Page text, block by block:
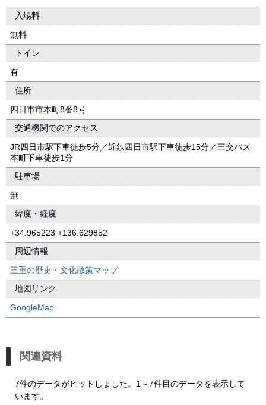
入場料
無料
トイレ
有
住所
四日市市本町8番8号
交通機関でのアクセス
JR四日市駅下車徒歩5分／近鉄四日市駅下車徒歩15分／三交バス
本町下車徒歩1分
駐車場
無
緯度・経度
+34.965223 +136.629852
周辺情報
三重の歴史・文化散策マップ
地図リンク
GoogleMap
関連資料
7件のデータがヒットしました。1～7件目のデータを表示して
います。